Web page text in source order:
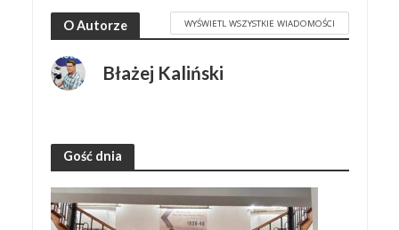
O Autorze WYŚWIETL WSZYSTKIE WIADOMOŚCI
Błażej Kaliński
Gość dnia